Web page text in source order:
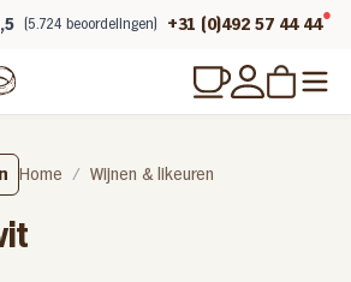
(5.724 beoordelingen) +31 (0)492 57 44 44
Home Wijnen & likeuren